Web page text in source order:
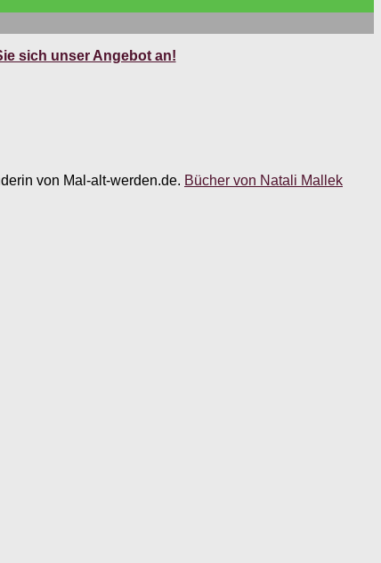
sich unser Angebot an!
von Mal-alt-werden.de. Bücher von Natali Mallek